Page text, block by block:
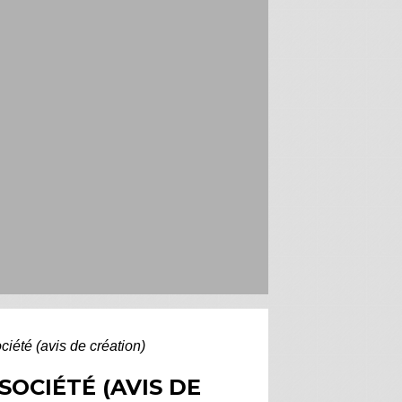
(avis de création)
(AVIS DE